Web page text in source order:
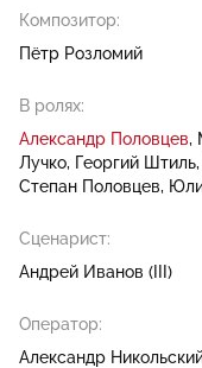
Композитор:
Пётр Розломий
В ролях:
Александр Половцев
Лучко Георгий Штиль
Степан Половцев
Сценарист:
Андрей Иванов (III)
Оператор:
Александр